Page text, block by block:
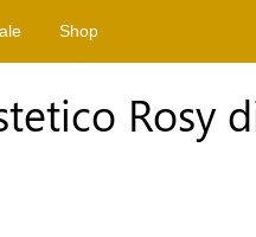
Shop
Rosy